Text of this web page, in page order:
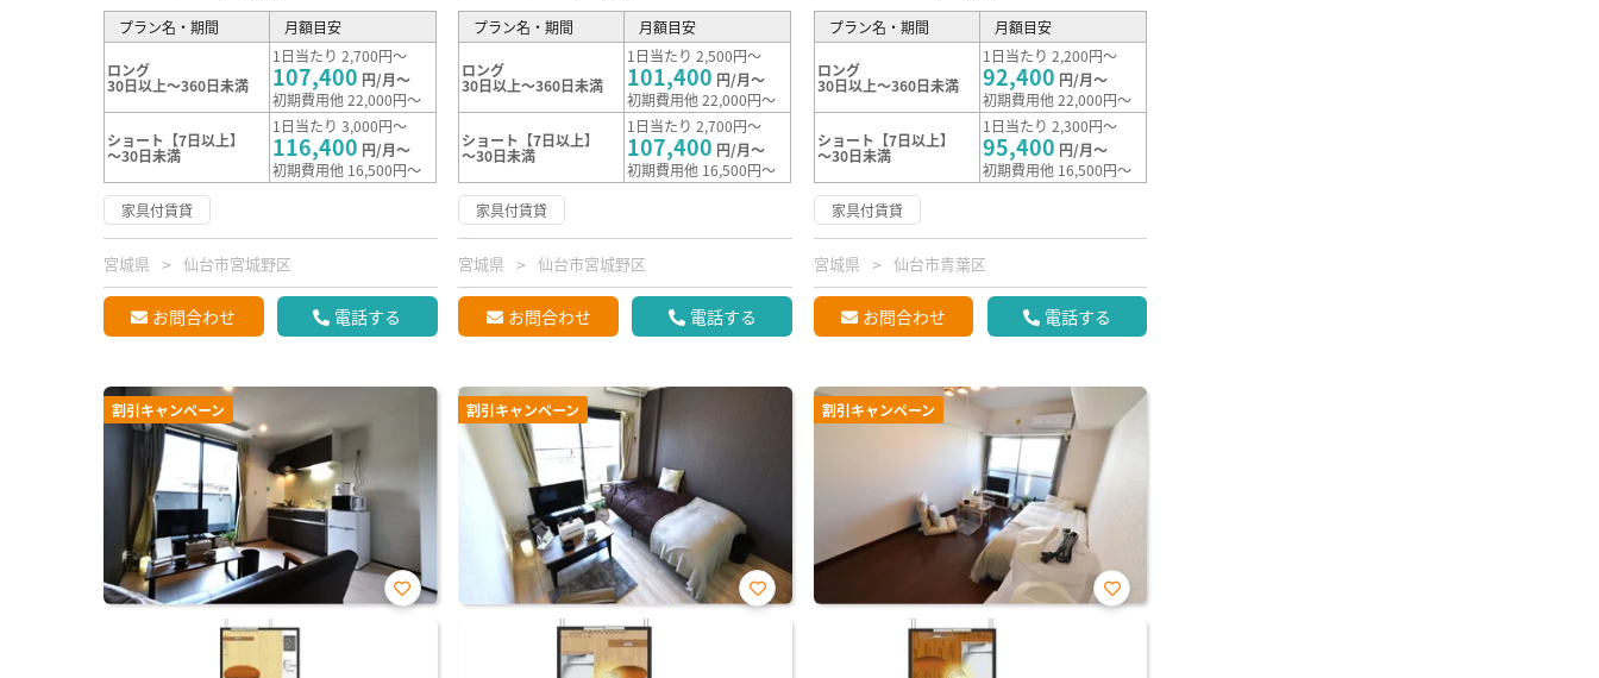
プラン名・期間 月額目安
ロング
30日以上～360日未満
1日当たり 2,700円～
107,400 円/月～
初期費用他 22,000円～
ショート【7日以上】
～30日未満
1日当たり 3,000円～
116,400 円/月～
初期費用他 16,500円～
家具付賃貸
宮城県 仙台市宮城野区
お問合わせ 電話する
プラン名・期間 月額目安
ロング
30日以上～360日未満
1日当たり 2,500円～
101,400 円/月～
初期費用他 22,000円～
ショート【7日以上】
～30日未満
1日当たり 2,700円～
107,400 円/月～
初期費用他 16,500円～
家具付賃貸
宮城県 仙台市宮城野区
お問合わせ 電話する
プラン名・期間 月額目安
ロング
30日以上～360日未満
1日当たり 2,200円～
92,400 円/月～
初期費用他 22,000円～
ショート【7日以上】
～30日未満
1日当たり 2,300円～
95,400 円/月～
初期費用他 16,500円～
家具付賃貸
宮城県 仙台市青葉区
お問合わせ 電話する
割引キャンペーン
お気
割引キャンペーン
お気
割引キャンペーン
お気